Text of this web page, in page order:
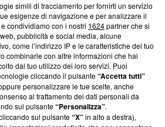
trasparenti su Blasting
editoriali e su come ci impegniamo a
afferma la nostra aderenza a
Integrity’Blasting News non è
ma ha richiesto di farne
ha ancora effettuato una verifica di
simili di tracciamento per fornirti un servizio
esigenze di navigazione e per analizzare il
condividiamo con i nostri 1624partner che si
pubblicità e social media, alcune
come l’indirizzo IP e le caratteristiche del tuo
combinarle con altre informazioni che hai
dal tuo utilizzo dei loro servizi. Puoi
cliccando il pulsante“Accetta tutti”
personalizzare le tue scelte, anche
al trattamento dei dati personali da
sul pulsante“Personalizza”.
sul pulsante“X”in alto a destra),